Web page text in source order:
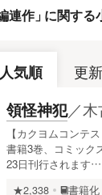
連作」に関する
人気順 更
領怪神犯／
【カクヨムコンテ
書籍3巻、コミック
23日刊行されます…
★2,338 書籍化